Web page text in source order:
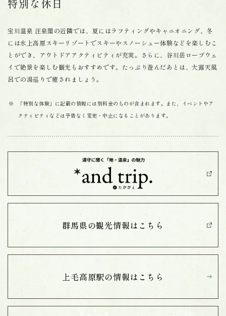
特別な休日
宝川温泉 汪泉閣の近隣では、夏にはラフティングやキャニオニング、冬
には水上高原スキーリゾートでスキーやスノーシュー体験などを楽しむこ
とができ、アウトドアアクティビティが充実。さらに、谷川岳ロープウェ
イで絶景を楽しむ観光もおすすめです。たっぷり遊んだあとは、大露天風
呂での湯巡りで癒されましょう。
「特別な体験」に記載の情報には別料金のものが含まれます。また、イベントやア
クティビティなどは予告なく変更・中止になることがあります。
群馬県の観光情報は こちら
上毛高原駅の情報は こちら